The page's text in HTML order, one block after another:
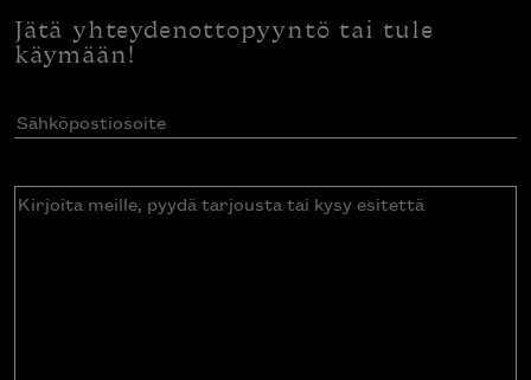
Jätä yhteydenottopyyntö tai tule
käymään!
Sähköpostiosoite(Pakollinen)
Kirjoita